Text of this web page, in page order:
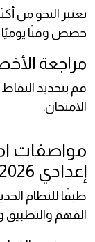
يعتبر النحو من
خصص وقتًا يوميًا
مراجعة
قم بتحديد
الامتحان.
مواصفات
إعدادي 2026
طبقًا للنظام
الفهم